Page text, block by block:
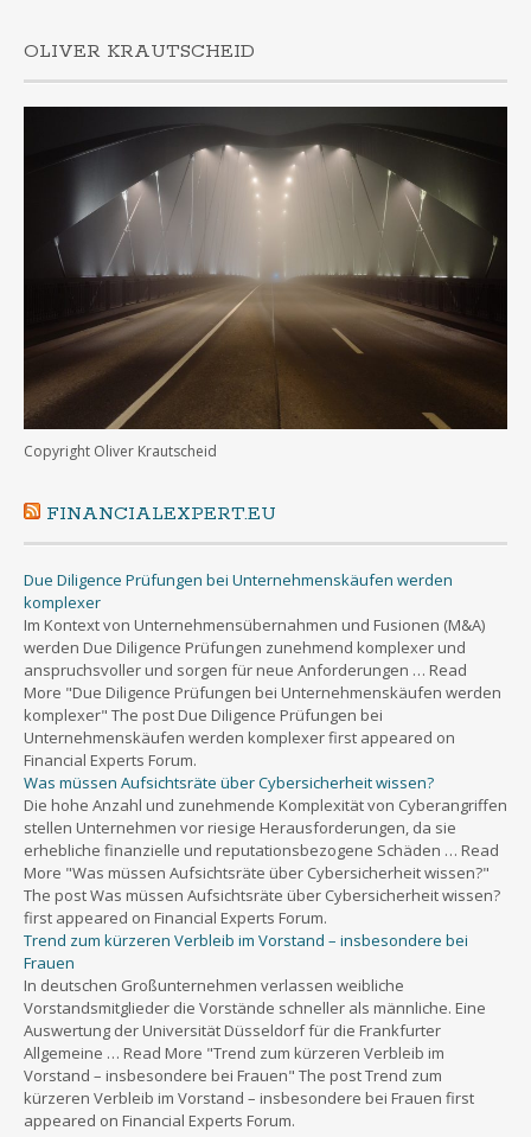
OLIVER KRAUTSCHEID
Copyright Oliver Krautscheid
FINANCIALEXPERT.EU
Due Diligence Prüfungen bei Unternehmenskäufen werden
komplexer
Im Kontext von Unternehmensübernahmen und Fusionen (M&A)
werden Due Diligence Prüfungen zunehmend komplexer und
anspruchsvoller und sorgen für neue Anforderungen … Read
More "Due Diligence Prüfungen bei Unternehmenskäufen werden
komplexer" The post Due Diligence Prüfungen bei
Unternehmenskäufen werden komplexer first appeared on
Financial Experts Forum.
Was müssen Aufsichtsräte über Cybersicherheit wissen?
Die hohe Anzahl und zunehmende Komplexität von Cyberangriffen
stellen Unternehmen vor riesige Herausforderungen, da sie
erhebliche finanzielle und reputationsbezogene Schäden … Read
More "Was müssen Aufsichtsräte über Cybersicherheit wissen?"
The post Was müssen Aufsichtsräte über Cybersicherheit wissen?
first appeared on Financial Experts Forum.
Trend zum kürzeren Verbleib im Vorstand – insbesondere bei
Frauen
In deutschen Großunternehmen verlassen weibliche
Vorstandsmitglieder die Vorstände schneller als männliche. Eine
Auswertung der Universität Düsseldorf für die Frankfurter
Allgemeine … Read More "Trend zum kürzeren Verbleib im
Vorstand – insbesondere bei Frauen" The post Trend zum
kürzeren Verbleib im Vorstand – insbesondere bei Frauen first
appeared on Financial Experts Forum.